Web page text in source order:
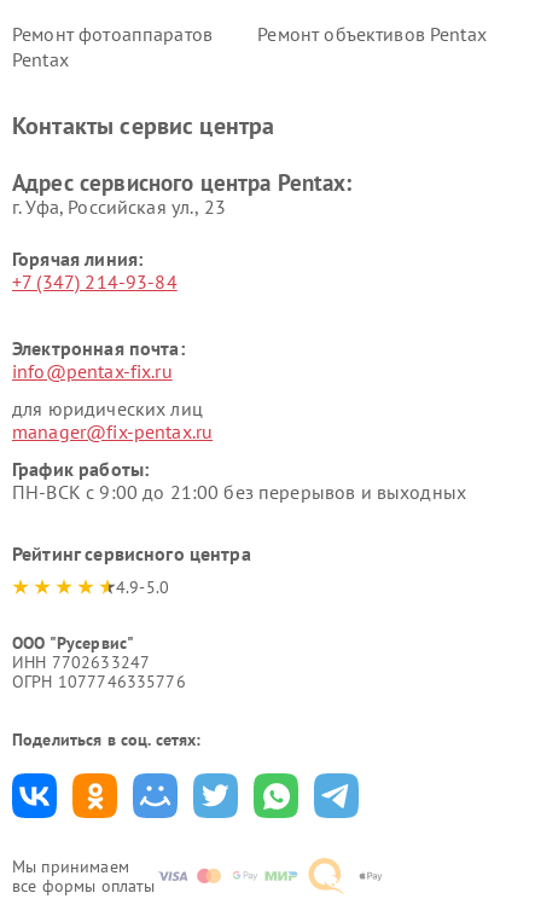
Мы принимаем
все формы оплаты
Ремонт фотоаппаратов
Pentax
Ремонт объективов Pentax
Контакты сервис центра
Адрес сервисного центра Pentax:
г. Уфа, Российская ул., 23
Горячая линия:
+7 (347) 214-93-84
Электронная почта:
info@pentax-fix.ru
для юридических лиц
manager@fix-pentax.ru
График работы:
ПН-ВСК с 9:00 до 21:00 без перерывов и выходных
Рейтинг сервисного центра
4.9-5.0
ООО "Русервис"
ИНН 7702633247
ОГРН 1077746335776
Поделиться в соц. сетях: